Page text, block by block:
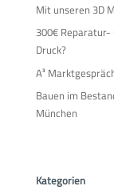
Mit unseren 3D
300€
Druck?
A³
Bauen im
München
Kategorien